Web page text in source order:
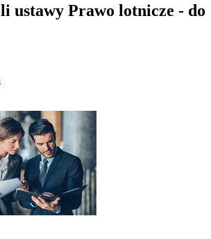
ustawy Prawo lotnicze - do